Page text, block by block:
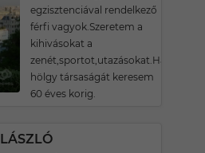
egzisztenciával rendelkező
férfi vagyok.Szeretem a
kihivásokat a
zenét,sportot,utazásokat.Hasonló
hölgy társaságát keresem
60 éves korig.
LÁSZLÓ